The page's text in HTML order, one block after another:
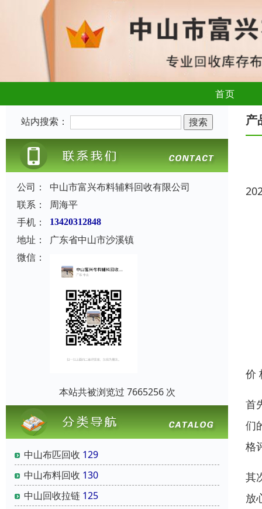
首页
站内搜索：
公司：
中山市富兴布料辅料回收有限公司
联系：
周海平
手机：
13420312848
地址：
广东省中山市沙溪镇
微信：
本站共被浏览过 7665256 次
中山布匹回收 129
中山布料回收 130
中山回收拉链 125
产
价
首
们
格
其
放